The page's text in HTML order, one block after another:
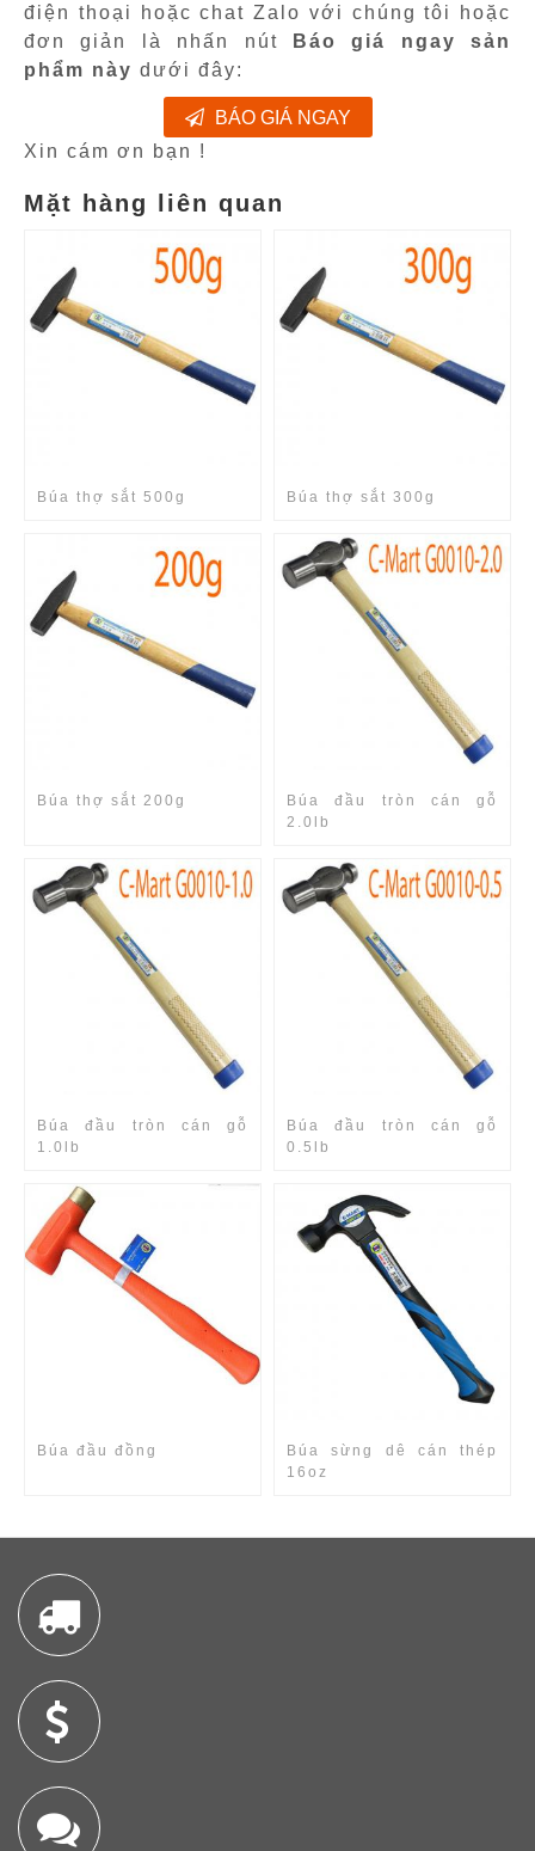
điện thoại hoặc chat Zalo với chúng tôi hoặc
đơn giản là nhấn nút
Báo giá ngay sản
phẩm này dưới đây:
BÁO GIÁ NGAY
Xin cám ơn bạn !
Mặt hàng liên quan
Búa thợ sắt 500g Búa thợ sắt 300g
Búa thợ sắt 200g
Búa đầu tròn cán gỗ
2.0lb
Búa đầu tròn cán gỗ
1.0lb
Búa đầu tròn cán gỗ
0.5lb
Búa đầu đồng
Búa sừng dê cán thép
16oz